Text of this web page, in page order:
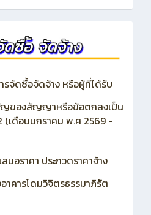
รจัดซื้อจัดจ้าง หรือผู้ที่ได้รับ
ญของสัญญาหรือข้อตกลงเป็น
(เดือนมกราคม พ.ศ 2569 -
นอราคา ประกวดราคาจ้าง
าคารโดมวิจิตรธรรมาภิรัต